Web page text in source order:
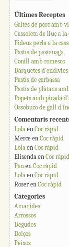
Últimes Receptes
Galtes de porc amb
Cassoleta de lluç a la
Fideus perla a la
Pastís de pastanaga
Conill amb romesco
Barquetes
Pastís de carbassa
Pastís de plàtans
Popets amb picada
Ossobuco de gall
Comentaris
Lola en Coc ràpid
Merce en Coc ràpid
Lola en Coc ràpid
Elisenda en Coc ràpid
Pau en Coc ràpid
Lola en Coc ràpid
Roser en Coc ràpid
Categories
Amanides
Arrossos
Begudes
Dolços
Peixos